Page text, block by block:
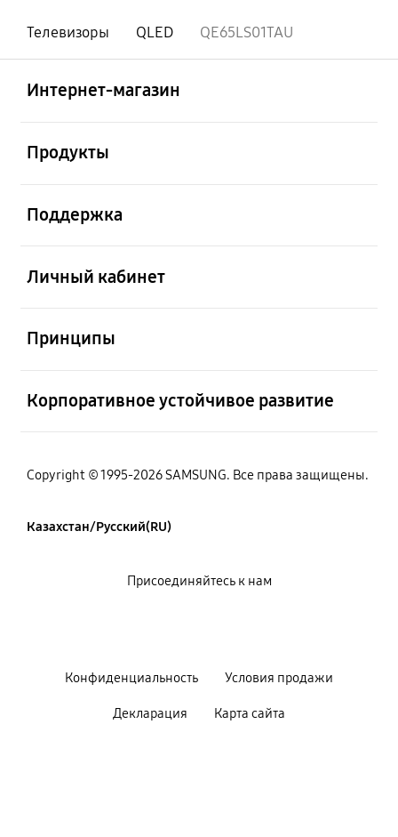
Телевизоры QLED QE65LS01TAU
Интернет-магазин
Продукты
Поддержка
Личный кабинет
Принципы
Корпоративное устойчивое развитие
Copyright © 1995-2026 SAMSUNG. Все права защищены.
Казахстан/Русский(RU)
Конфиденциальность Условия продажи
Декларация Карта сайта
Присоединяйтесь к нам